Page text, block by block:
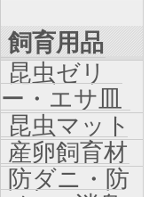
飼育用品
昆虫ゼリ
ー・エサ皿
昆虫マット
産卵飼育材
防ダニ・防